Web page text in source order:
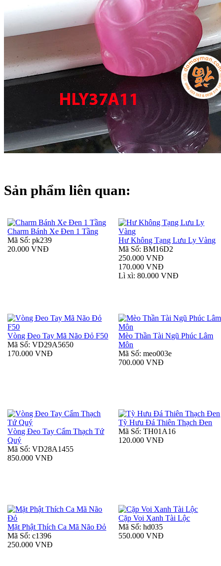
Sản phẩm liên quan:
Charm Bánh Xe Đen 1 Tầng
Mã Số: pk239
20.000 VNĐ
Hư Không Tạng Lưu Ly Vàng
Mã Số: BM16D2
250.000 VNĐ
170.000 VNĐ
Lì xì: 80.000 VNĐ
Vòng Đeo Tay Mã Não Đỏ F50
Mã Số: VD29A5650
170.000 VNĐ
Mèo Thần Tài Ngũ Phúc Lâm
Môn
Mã Số: meo003e
700.000 VNĐ
Vòng Đeo Tay Cẩm Thạch Tứ
Quý
Mã Số: VD28A1455
850.000 VNĐ
Tỳ Hưu Đá Thiên Thạch Đen
Mã Số: TH01A16
120.000 VNĐ
Mặt Phật Thích Ca Mã Não Đỏ
Mã Số: c1396
250.000 VNĐ
Cặp Voi Xanh Tài Lộc
Mã Số: hd035
550.000 VNĐ